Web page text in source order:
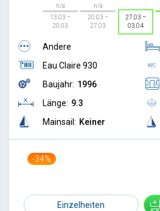
n/a
13.03 –
20.03
n/a
20.03 –
27.03
27.03 –
03.04
Andere
Eau Claire 930
Baujahr: 1996
Länge: 9.3
Mainsail: Keiner
-34%
Einzelheiten